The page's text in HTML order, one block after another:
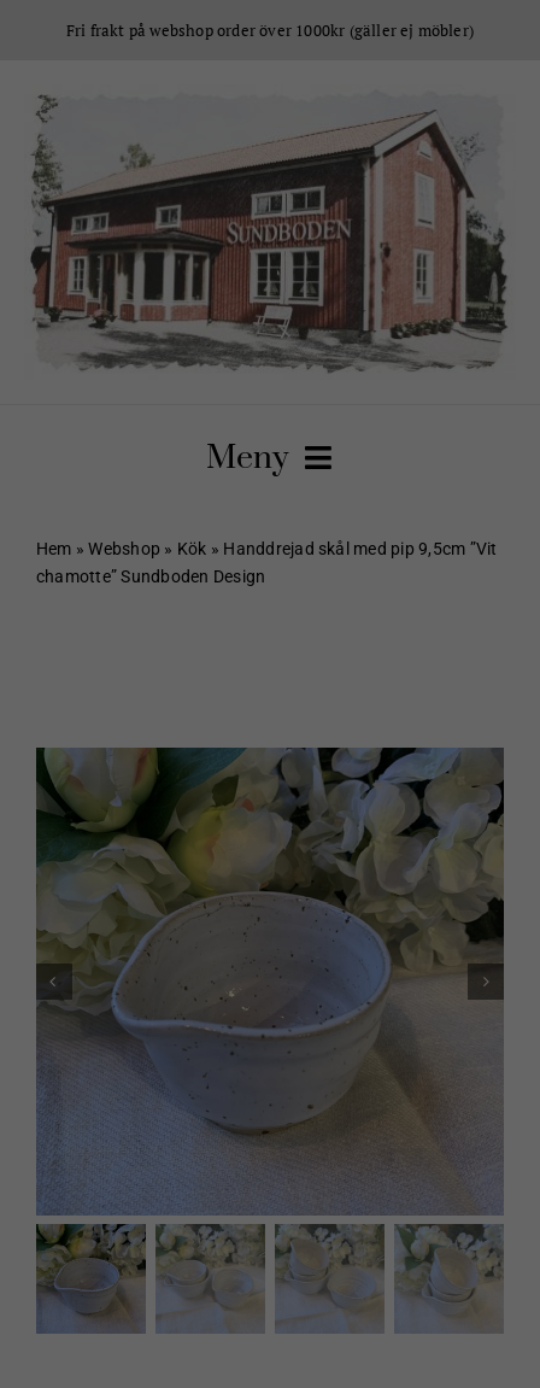
Fri frakt på webshop order över 1000kr (gäller ej möbler)
Meny
Hem
Sortiment
Schakt & Svets
Kontakt & Öppettider
Webshop
Kundvagn
Hem »Webshop » Kök » Handdrejad skål med pip 9,5cm ”Vit
chamotte” Sundboden Design